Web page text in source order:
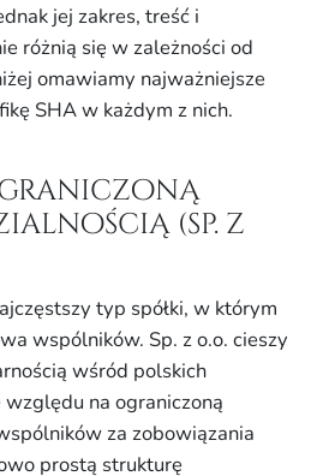
jej zakres, treść i
różnią się w zależności od
omawiamy najważniejsze
SHA w każdym z nich.
(sp. z
typ spółki, w którym
wspólników. Sp. z o.o. cieszy
wśród polskich
na ograniczoną
za zobowiązania
prostą strukturę